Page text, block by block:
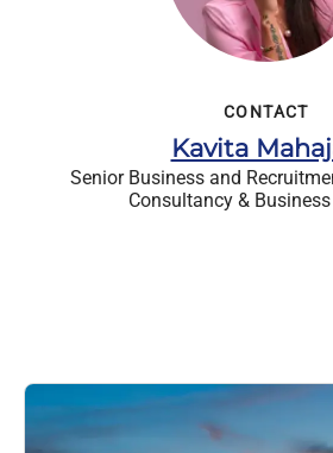
CONTACT
Kavita
Senior Business and
Consultancy &